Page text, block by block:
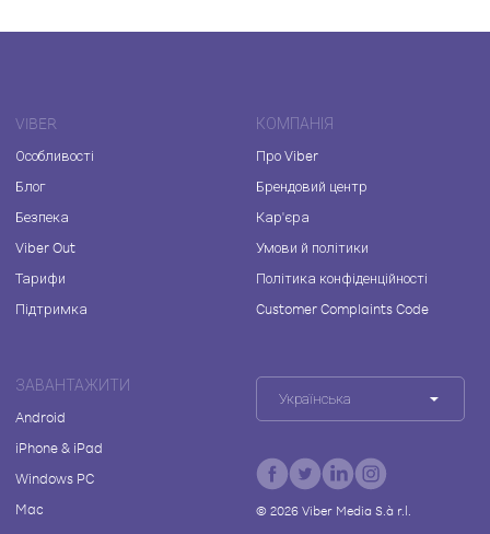
VIBER
Особливості
Блог
Безпека
Viber Out
Тарифи
Підтримка
КОМПАНІЯ
Про Viber
Брендовий центр
Кар'єра
Умови й політики
Політика конфіденційності
Customer Complaints Code
ЗАВАНТАЖИТИ
Android
iPhone & iPad
Windows PC
Mac
Українська
© 2026Viber Media S.à r.l.